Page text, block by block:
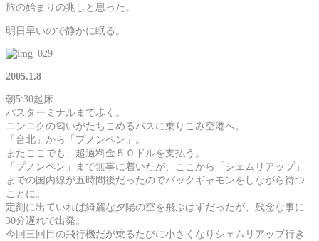
旅の始まりの兆しと思った。
明日早いので静かに眠る。
2005.1.8
朝5:30起床
バスターミナルまで歩く。
ニンニクの匂いがたちこめるバスに乗りこみ空港へ。
「台北」から「プノンペン」。
またここでも、超過料金５０ドルを支払う。
「プノンペン」まで無事に着いたが、ここから「シェムリアップ」
までの国内線が五時間後だったのでバックギャモンをしながら待つ
ことに。
定刻に出ていれば綺麗な夕陽の空を飛ぶはずだったが、残念な事に
30分遅れで出発。
今回三回目の飛行機だが乗るたびに小さくなりシェムリアップ行き